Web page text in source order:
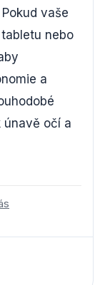
vaše
nebo
a
únavě očí a